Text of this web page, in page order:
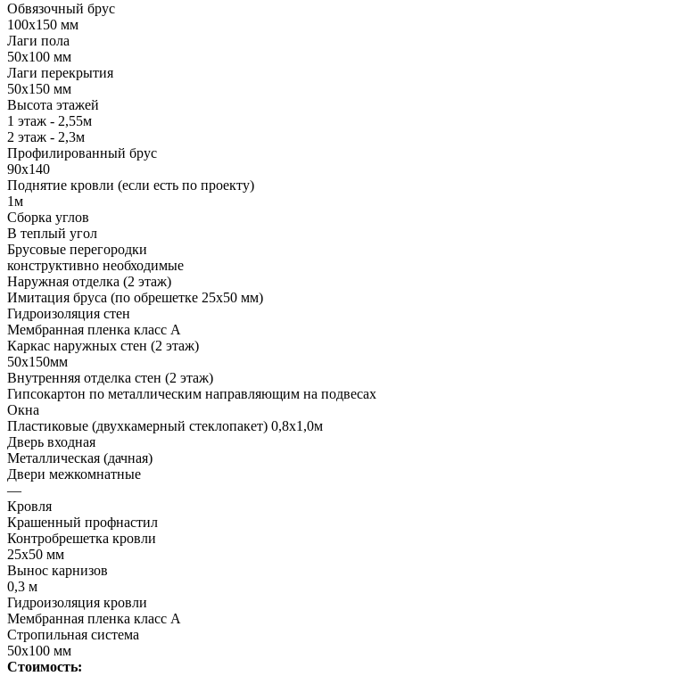
Обвязочный брус
100х150 мм
Лаги пола
50х100 мм
Лаги перекрытия
50х150 мм
Высота этажей
1 этаж - 2,55м
2 этаж - 2,3м
Профилированный брус
90х140
Поднятие кровли (если есть по проекту)
1м
Сборка углов
В теплый угол
Брусовые перегородки
конструктивно необходимые
Наружная отделка (2 этаж)
Имитация бруса (по обрешетке 25х50 мм)
Гидроизоляция стен
Мембранная пленка класс А
Каркас наружных стен (2 этаж)
50х150мм
Внутренняя отделка стен (2 этаж)
Гипсокартон по металлическим направляющим на подвесах
Окна
Пластиковые (двухкамерный стеклопакет) 0,8х1,0м
Дверь входная
Металлическая (дачная)
Двери межкомнатные
—
Кровля
Крашенный профнастил
Контробрешетка кровли
25х50 мм
Вынос карнизов
0,3 м
Гидроизоляция кровли
Мембранная пленка класс А
Стропильная система
50х100 мм
Стоимость: